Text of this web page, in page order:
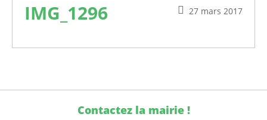
27 mars 2017
IMG_1296
Contactez la mairie !